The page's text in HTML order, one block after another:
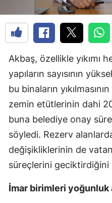
Akbaş, özellikle yıkımı
yapıların sayısının
bu binaların
zemin etütlerinin dahi
buna belediye onay
söyledi. Rezerv
değişikliklerinin de
süreçlerini geciktirdiğini
İmar birimleri yoğunluk